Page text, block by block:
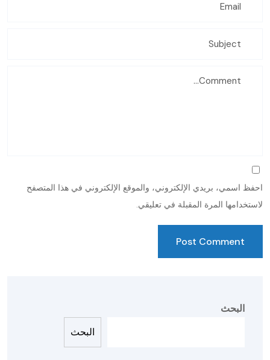
احفظ اسمي، بريدي الإلكتروني، والموقع الإلكتروني في هذا المتصفح
لاستخدامها المرة المقبلة في تعليقي.
البحث
البحث